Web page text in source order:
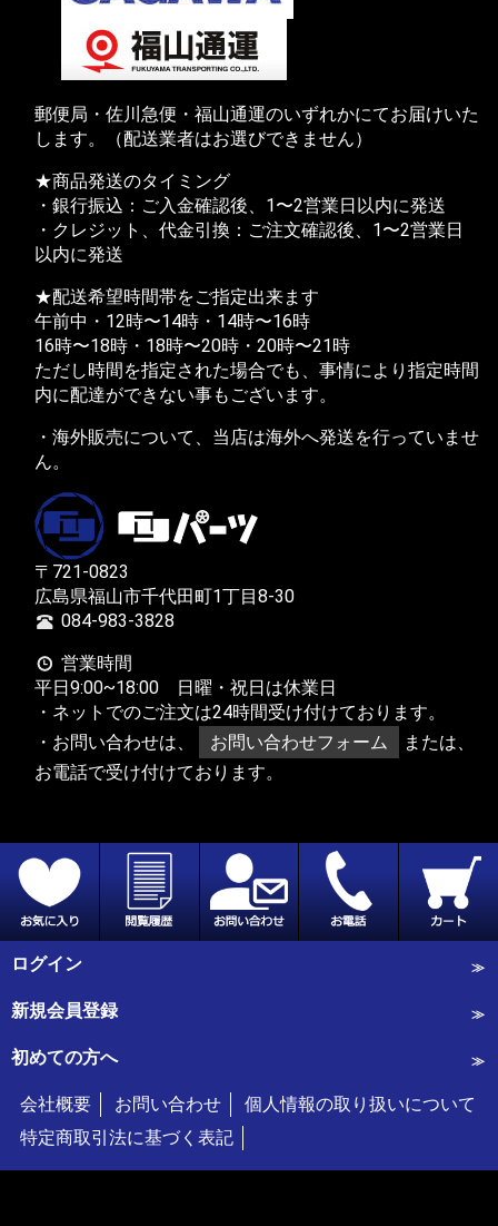
郵便局・佐川急便・福山通運のいずれかにてお届けいた
します。（配送業者はお選びできません）
★商品発送のタイミング
・銀行振込：ご入金確認後、1〜2営業日以内に発送
・クレジット、代金引換：ご注文確認後、1〜2営業日
以内に発送
★配送希望時間帯をご指定出来ます
午前中・12時〜14時・14時〜16時
16時〜18時・18時〜20時・20時〜21時
ただし時間を指定された場合でも、事情により指定時間
内に配達ができない事もございます。
・海外販売について、当店は海外へ発送を行っていませ
ん。
〒721-0823
広島県福山市千代田町1丁目8-30
084-983-3828
営業時間
平日9:00~18:00 日曜・祝日は休業日
・ネットでのご注文は24時間受け付けております。
・お問い合わせは、
お問い合わせフォーム
または、
お電話で受け付けております。
ログイン
新規会員登録
初めての方へ
会社概要 お問い合わせ
個人情報の取り扱いについて
特定商取引法に基づく表記